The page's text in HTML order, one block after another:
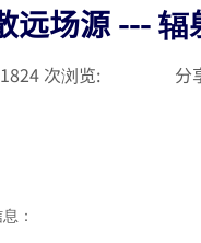
远场源 ---
1824 次浏览: 分
：